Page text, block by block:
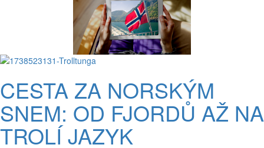
CESTA ZA NORSKÝM
SNEM: OD FJORDŮ AŽ NA
TROLÍ JAZYK